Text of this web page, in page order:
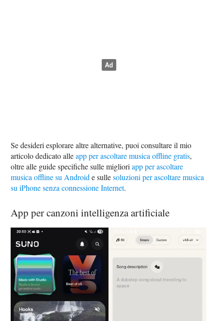
Se desideri esplorare altre alternative, puoi consultare il mio
articolo dedicato alleapp per ascoltare musica offline gratis,
oltre alle guide specifiche sulle miglioriapp per ascoltare
musica offline su Android e sullesoluzioni per ascoltare musica
su iPhone senza connessione Internet.
App per canzoni intelligenza artificiale